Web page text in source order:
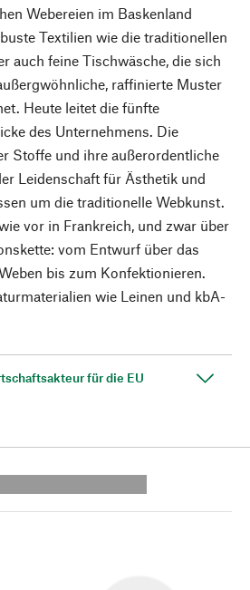
Webereien im Baskenland
Textilien wie die traditionellen
auch feine Tischwäsche, die sich
raffinierte Muster
Heute leitet die fünfte
des Unternehmens. Die
Stoffe und ihre außerordentliche
Leidenschaft für Ästhetik und
um die traditionelle Webkunst.
vor in Frankreich, und zwar über
vom Entwurf über das
bis zum Konfektionieren.
wie Leinen und kbA-
für die EU